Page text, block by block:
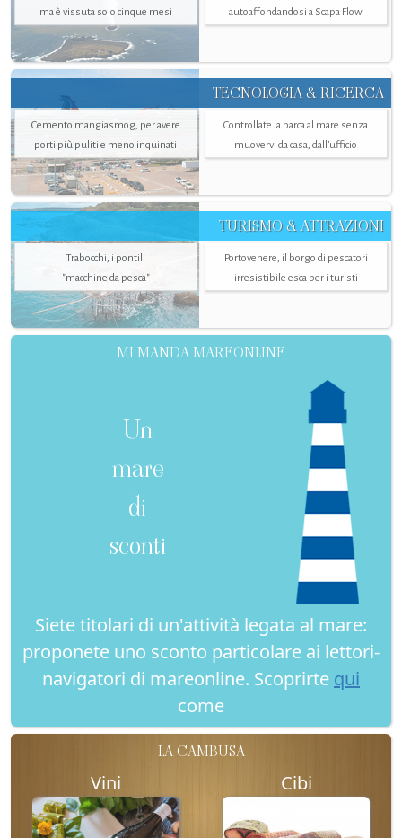
ma è vissuta solo cinque mesi
autoaffondandosi a Scapa Flow
TECNOLOGIA & RICERCA
Cemento mangiasmog, per avere
porti più puliti e meno inquinati
Controllate la barca al mare senza
muovervi da casa, dall’ufficio
TURISMO & ATTRAZIONI
Trabocchi, i pontili
"macchine da pesca"
Portovenere, il borgo di pescatori
irresistibile esca per i turisti
MI MANDA MAREONLINE
Un
mare
di
sconti
Siete titolari di un'attività legata al mare:
proponete uno sconto particolare ai lettori-
navigatori di mareonline. Scoprirte qui
come
LA CAMBUSA
Vini Cibi